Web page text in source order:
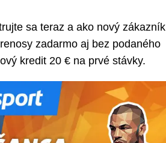
sa teraz a ako nový zákazník
zadarmo aj bez podaného
kredit 20 € na prvé stávky.